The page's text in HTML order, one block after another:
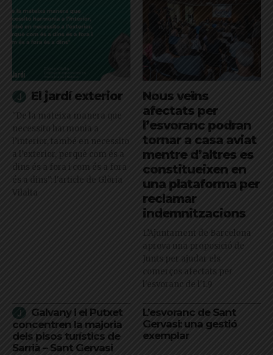
El jardí exterior
"De la mateixa manera que
necessito harmonia a
l’interior, també en necessito
a l’exterior, perquè com és a
dins és a fora i com és a fora
és a dins": l'article de Glòria
Vilalta
Nous veïns
afectats per
l’esvoranc podran
tornar a casa aviat
mentre d’altres es
constitueixen en
una plataforma per
reclamar
indemnitzacions
L’Ajuntament de Barcelona
aprova una proposició de
Junts per ajudar els
comerços afectats per
l'esvoranc de l'L9
Galvany i el Putxet
concentren la majoria
dels pisos turístics de
Sarrià – Sant Gervasi
L’esvoranc de Sant
Gervasi: una gestió
exemplar